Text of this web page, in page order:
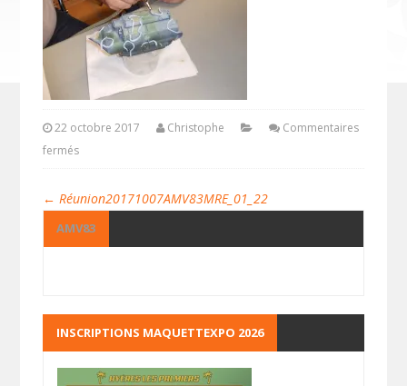
22 octobre 2017 Christophe
Commentaires
fermés
← Réunion20171007AMV83MRE_01_22
AMV83
INSCRIPTIONS MAQUETTEXPO 2026